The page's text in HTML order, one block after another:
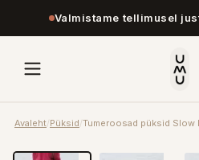
Valmistame tellimusel
Avaleht/Püksid/Tumeroosad püksid Slow